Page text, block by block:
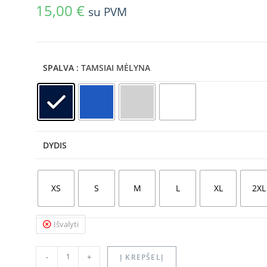
15,00 € su PVM
SPALVA : TAMSIAI MĖLYNA
DYDIS
XS S M L XL 2XL
Išvalyti
- + Į KREPŠELĮ